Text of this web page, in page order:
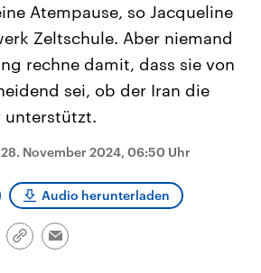
Anhalt
am 6.
neuen
das
Koalition aus
Berichte
USA
Aktuelle Beiträge,
Hintergründe
Wirtschaftlich und
gehören die Vereinigten
den mächtigsten Ländern
Atempause, so Jacqueline
Zeltschule. Aber niemand
rechne damit, dass sie von
sei, ob der Iran die
unterstützt.
28. November 2024, 06:50 Uhr
Audio herunterladen
Link
Email